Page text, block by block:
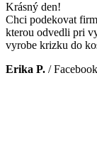
Krásný den!
Chci podekovat
kterou odvedli pri
vyrobe krizku do
Erika P. /